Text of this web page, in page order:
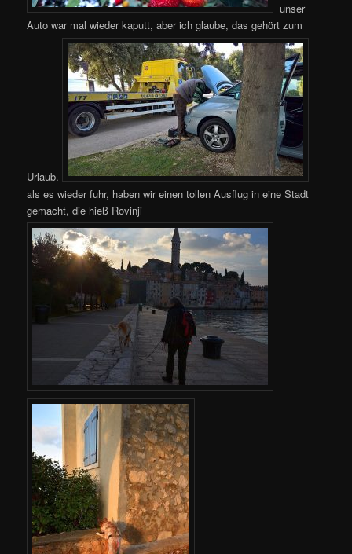
unser
Auto war mal wieder kaputt, aber ich glaube, das gehört zum
Urlaub.
als es wieder fuhr, haben wir einen tollen Ausflug in eine Stadt
gemacht, die hieß Rovinji